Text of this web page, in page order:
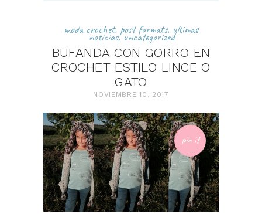
moda crochet, post formats, ultimas
noticias,uncategorized
BUFANDA CON GORRO EN
CROCHET ESTILO LINCE O
GATO
NOVIEMBRE 10, 2017
pin it